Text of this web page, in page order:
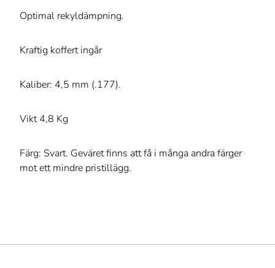
Optimal rekyldämpning.
Kraftig koffert ingår
Kaliber: 4,5 mm (.177).
Vikt 4,8 Kg
Färg: Svart. Geväret finns att få i många andra färger
mot ett mindre pristillägg.